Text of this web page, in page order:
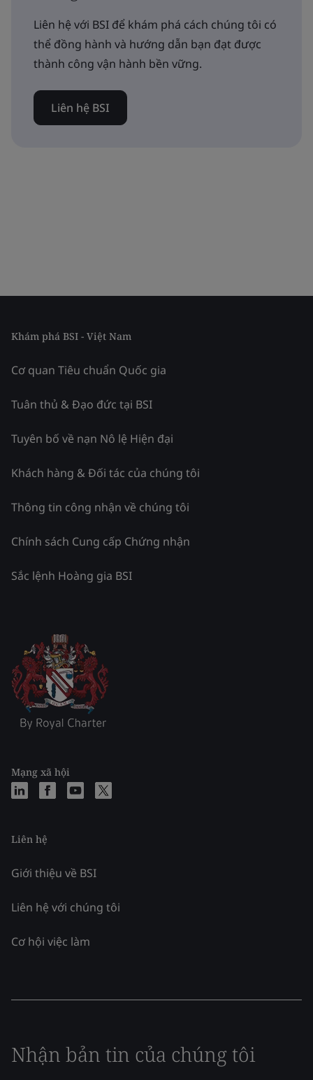
Liên hệ với BSI để khám phá cách chúng tôi có
thể đồng hành và hướng dẫn bạn đạt được
thành công vận hành bền vững.
Liên hệ BSI
Khám phá BSI - Việt Nam
Cơ quan Tiêu chuẩn Quốc gia
Tuân thủ & Đạo đức tại BSI
Tuyên bố về nạn Nô lệ Hiện đại
Khách hàng & Đối tác của chúng tôi
Thông tin công nhận về chúng tôi
Chính sách Cung cấp Chứng nhận
Sắc lệnh Hoàng gia BSI
Mạng xã hội
Liên hệ
Giới thiệu về BSI
Liên hệ với chúng tôi
Cơ hội việc làm
Nhận bản tin của chúng tôi